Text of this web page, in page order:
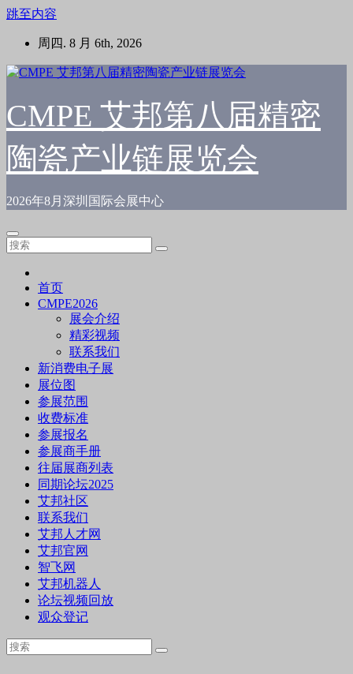
跳至内容
周四. 8 月 6th, 2026
CMPE 艾邦第八届精密
陶瓷产业链展览会
2026年8月深圳国际会展中心
首页
CMPE2026
展会介绍
精彩视频
联系我们
新消费电子展
展位图
参展范围
收费标准
参展报名
参展商手册
往届展商列表
同期论坛2025
艾邦社区
联系我们
艾邦人才网
艾邦官网
智飞网
艾邦机器人
论坛视频回放
观众登记